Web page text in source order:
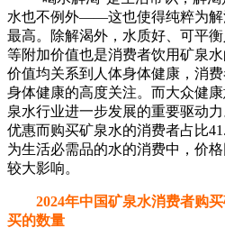
“喝水解渴”是生活常识，解渴
水也不例外——这也使得纯粹为解
最高。除解渴外，水质好、可平
等附加价值也是消费者饮用矿泉
价值均关系到人体身体健康，消
身体健康的高度关注。而大众健
泉水行业进一步发展的重要驱动
优惠而购买矿泉水的消费者占比
为生活必需品的水的消费中，价
较大影响。
2024年中国矿泉水消费者购